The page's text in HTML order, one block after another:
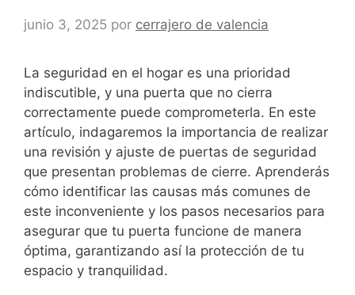
junio 3, 2025 por cerrajero de valencia
La seguridad en el hogar es una prioridad
indiscutible, y una puerta que no cierra
correctamente puede comprometerla. En este
artículo, indagaremos la importancia de realizar
una revisión y ajuste de puertas de seguridad
que presentan problemas de cierre. Aprenderás
cómo identificar las causas más comunes de
este inconveniente y los pasos necesarios para
asegurar que tu puerta funcione de manera
óptima, garantizando así la protección de tu
espacio y tranquilidad.